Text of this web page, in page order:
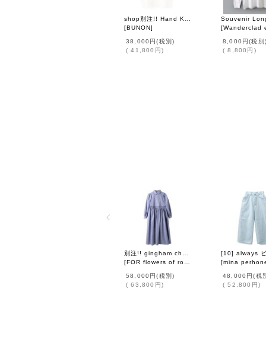
shop別注!! Hand Knit Hand Crochet Gilet (IV)
[BUNON]
38,000円(税別)
( 41,800円 )
[Wanderclad
8,000円(税別)
( 8,800円 )
別注!! gingham check dress (BL)
[FOR flowers of romance
58,000円(税別)
( 63,800円 )
[mina
48,000円(税
( 52,800円 )